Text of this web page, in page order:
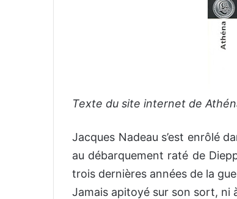
Texte du site internet de
Jacques Nadeau s’est enrôlé
au débarquement raté de
trois dernières années de la
Jamais apitoyé sur son sort, ni